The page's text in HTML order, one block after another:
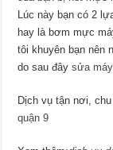
Lúc này bạn có 2
hay là bơm mực
tôi khuyên bạn nên
do sau đâysửa
Dịch vụ tận nơi,
quận 9